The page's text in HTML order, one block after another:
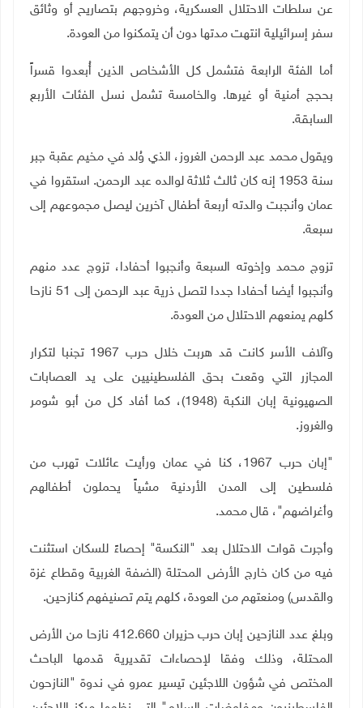
عن سلطات الاحتلال العسكرية، وخروجهم بتصاريح أو وثائق
سفر إسرائيلية انتهت مدتها دون أن يتمكنوا من العودة.
أما الفئة الرابعة فتشمل كل الأشخاص الذين أُبعدوا قسراً
بحجج أمنية أو غيرها. والخامسة تشمل نسل الفئات الأربع
السابقة.
ويقول محمد عبد الرحمن الغروز، الذي وُلد في مخيم عقبة جبر
سنة 1953 إنه كان ثالث ثلاثة لوالده عبد الرحمن. استقروا في
عمان وأنجبت والدته أربعة أطفال آخرين ليصل مجموعهم إلى
سبعة.
تزوج محمد وإخوته السبعة وأنجبوا أحفادا، تزوج عدد منهم
وأنجبوا أيضا أحفادا جددا لتصل ذرية عبد الرحمن إلى 51 نازحا
كلهم يمنعهم الاحتلال من العودة.
وآلاف الأسر كانت قد هربت خلال حرب 1967 تجنبا لتكرار
المجازر التي وقعت بحق الفلسطينيين على يد العصابات
الصهيونية إبان النكبة (1948)، كما أفاد كل من أبو شومر
والغروز.
"
إبان حرب 1967، كنا في عمان ورأيت عائلات تهرب من
فلسطين إلى المدن الأردنية مشياً يحملون أطفالهم
وأغراضهم"، قال محمد.
وأجرت قوات الاحتلال بعد "النكسة" إحصاءً للسكان استثنت
فيه من كان خارج الأرض المحتلة (الضفة الغربية وقطاع غزة
والقدس) ومنعتهم من العودة، كلهم يتم تصنيفهم كنازحين.
وبلغ عدد النازحين إبان حرب حزيران 412.660 نازحا من الأرض
المحتلة، وذلك وفقا لإحصاءات تقديرية قدمها الباحث
المختص في شؤون اللاجئين تيسير عمرو في ندوة "النازحون